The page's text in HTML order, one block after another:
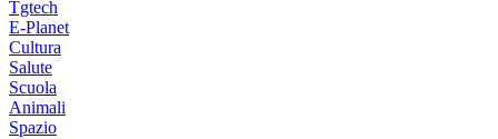
Tgtech
E-Planet
Cultura
Salute
Scuola
Animali
Spazio